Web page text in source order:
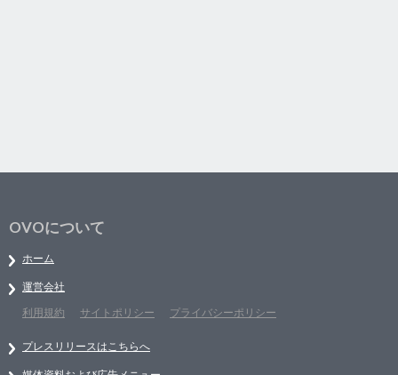
OVOについて
ホーム
運営会社
利用規約
サイトポリシー プライバシーポリシー
プレスリリースはこちらへ